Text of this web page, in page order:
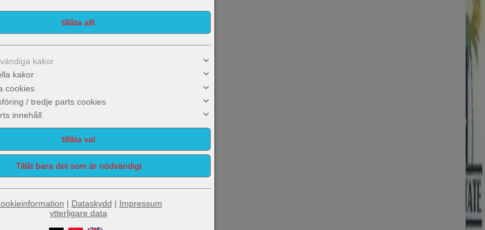
kakor
kakor
cookies
/ tredje parts cookies
innehåll
| Dataskydd | Impressum
ytterligare data
Alla kakor som spårnings- och analyscookies och innehåll
Endast innehåll från tredje part eller de typer av cookies
Du kan ändra din cookie-inställning här när som helst: